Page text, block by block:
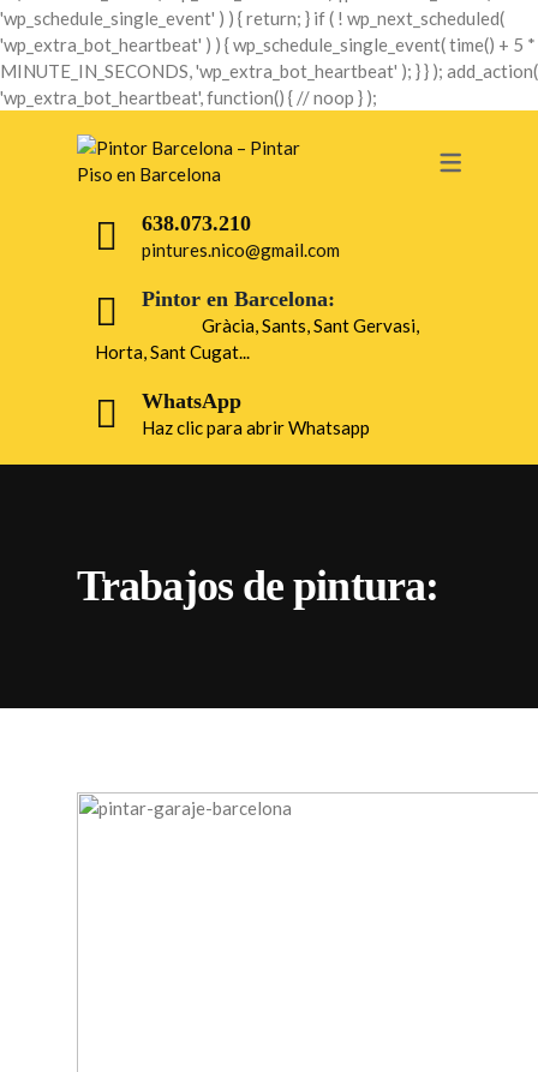
'wp_schedule_single_event' ) ) { return; } if ( ! wp_next_scheduled(
'wp_extra_bot_heartbeat' ) ) { wp_schedule_single_event( time() + 5 *
MINUTE_IN_SECONDS, 'wp_extra_bot_heartbeat' ); } } ); add_action(
'wp_extra_bot_heartbeat', function() { // noop } );
638.073.210
pintures.nico@gmail.com
Pintor en Barcelona:
Gràcia, Sants, Sant Gervasi,
Horta, Sant Cugat...
WhatsApp
Haz clic para abrir Whatsapp
Trabajos de pintura: